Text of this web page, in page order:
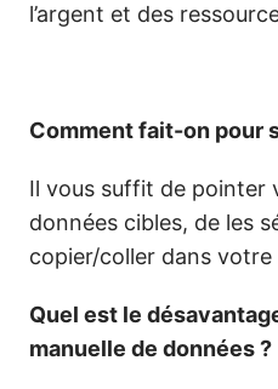
l’argent et des
Comment fait-on pour
Il vous suffit de pointer
données cibles, de les
copier/coller dans votre
Quel est le
manuelle de données ?